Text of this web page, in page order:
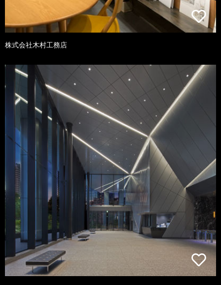
株式会社木村工務店